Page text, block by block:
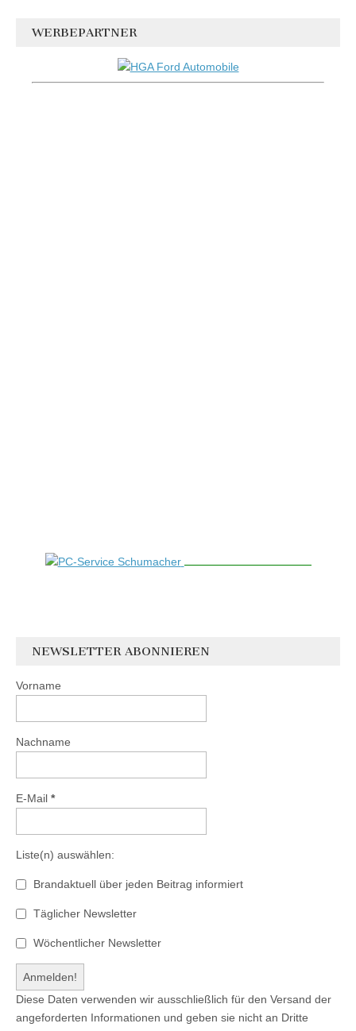
WERBEPARTNER
NEWSLETTER ABONNIEREN
Vorname
Nachname
E-Mail *
Liste(n) auswählen:
Brandaktuell über jeden Beitrag informiert
Täglicher Newsletter
Wöchentlicher Newsletter
Diese Daten verwenden wir ausschließlich für den Versand der
angeforderten Informationen und geben sie nicht an Dritte